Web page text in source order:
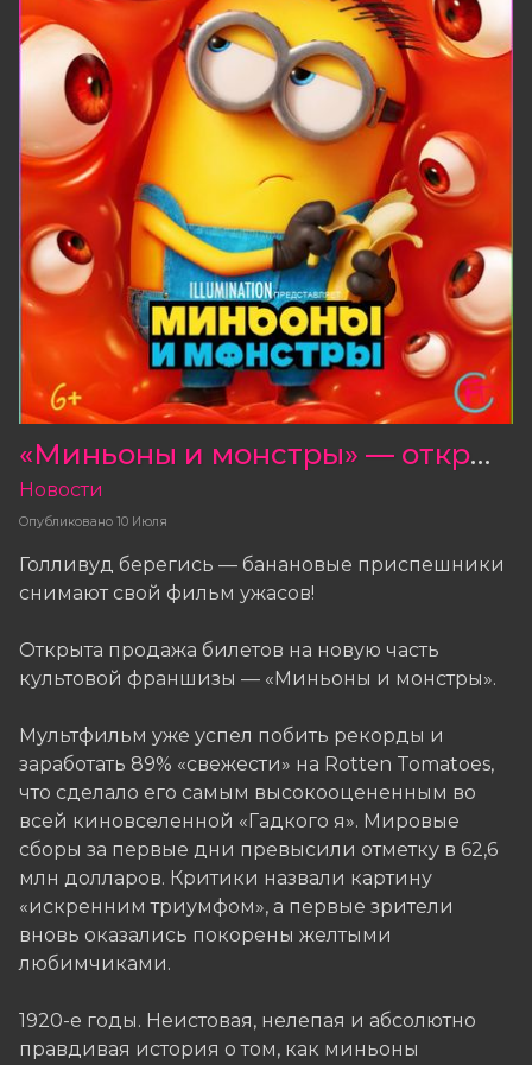
«Миньоны и монстры» — открыта продажа билетов!
Опубликовано 10 Июля
Новости
Голливуд берегись — банановые приспешники
снимают свой фильм ужасов!
Открыта продажа билетов на новую часть
культовой франшизы — «Миньоны и монстры».
Мультфильм уже успел побить рекорды и
заработать 89% «свежести» на Rotten Tomatoes,
что сделало его самым высокооцененным во
всей киновселенной «Гадкого я». Мировые
сборы за первые дни превысили отметку в 62,6
млн долларов. Критики назвали картину
«искренним триумфом», а первые зрители
вновь оказались покорены желтыми
любимчиками.
1920-е годы. Неистовая, нелепая и абсолютно
правдивая история о том, как миньоны